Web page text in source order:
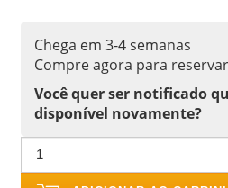
Chega em 3-4 semanas
Compre agora para
Você quer ser notificado
disponível novamente?